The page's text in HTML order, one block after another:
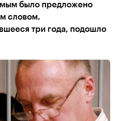
было предложено
словом.
три года, подошло